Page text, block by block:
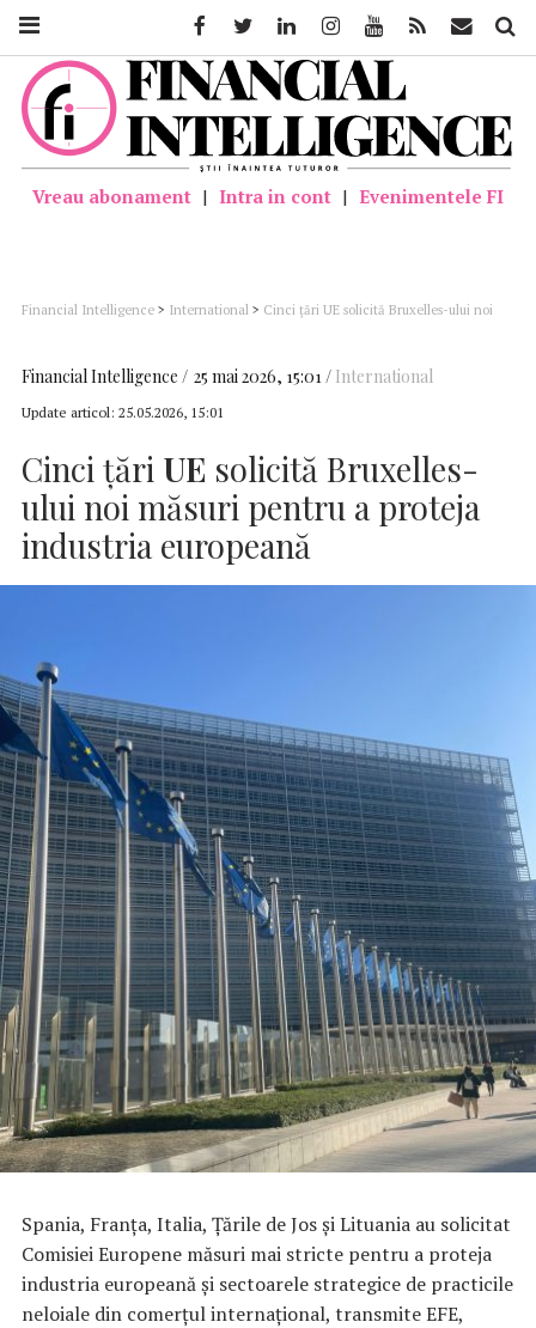
Vreau abonament | Intra in cont | Evenimentele FI
Financial Intelligence > International > Cinci ţări UE solicită Bruxelles-ului noi
Financial Intelligence 25 mai 2026, 15:01 International
Update articol: 25.05.2026, 15:01
Cinci ţări UE solicită Bruxelles-
ului noi măsuri pentru a proteja
industria europeană
Spania, Franţa, Italia, Ţările de Jos şi Lituania au solicitat
Comisiei Europene măsuri mai stricte pentru a proteja
industria europeană şi sectoarele strategice de practicile
neloiale din comerţul internaţional, transmite EFE,
FacebookTwitter LinkedinInstagramYoutube Feed Mail